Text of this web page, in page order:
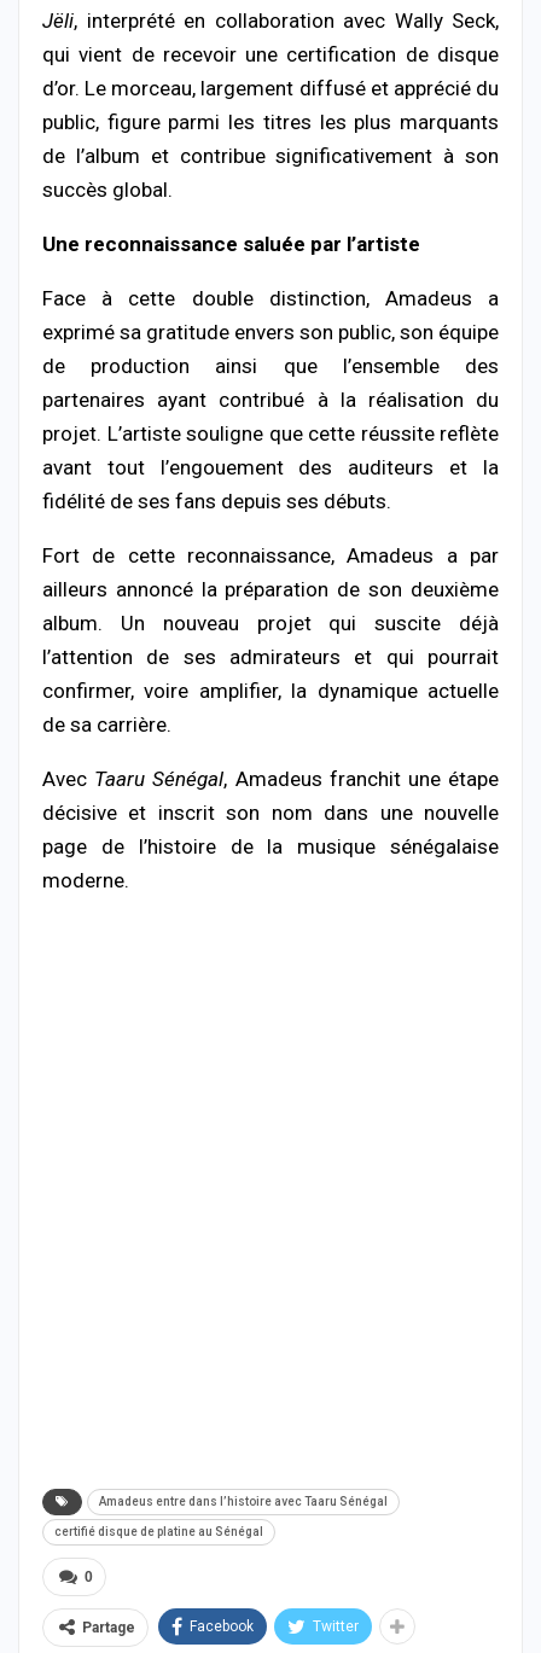
Jëli, interprété en collaboration avec Wally Seck,
qui vient de recevoir une certification de disque
d’or. Le morceau, largement diffusé et apprécié du
public, figure parmi les titres les plus marquants
de l’album et contribue significativement à son
succès global.
Une reconnaissance saluée par l’artiste
Face à cette double distinction, Amadeus a
exprimé sa gratitude envers son public, son équipe
de production ainsi que l’ensemble des
partenaires ayant contribué à la réalisation du
projet. L’artiste souligne que cette réussite reflète
avant tout l’engouement des auditeurs et la
fidélité de ses fans depuis ses débuts.
Fort de cette reconnaissance, Amadeus a par
ailleurs annoncé la préparation de son deuxième
album. Un nouveau projet qui suscite déjà
l’attention de ses admirateurs et qui pourrait
confirmer, voire amplifier, la dynamique actuelle
de sa carrière.
Avec Taaru Sénégal, Amadeus franchit une étape
décisive et inscrit son nom dans une nouvelle
page de l’histoire de la musique sénégalaise
moderne.
Amadeus entre dans l’histoire avec Taaru Sénégal
certifié disque de platine au Sénégal
0
Partage Facebook Twitter